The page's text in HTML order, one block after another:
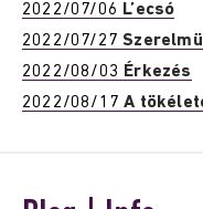
2022/07/06 L’ecsó
2022/07/27
2022/08/03 Érkezés
2022/08/17A